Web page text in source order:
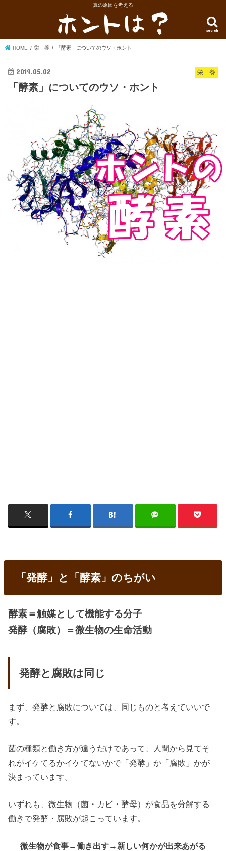
真の原因を考える
search
HOME 栄 養 「酵素」についてのウソ・ホント
栄 養
2019.05.02
「酵素」についてのウソ・ホント
「発酵」と「酵素」のちがい
酵素＝触媒として機能する分子
発酵（腐敗）＝微生物の生命活動
発酵と腐敗は同じ
まず、発酵と腐敗については、同じものと考えていいで
す。
菌の種類と働き方が違うだけであって、人間から見てそ
れがイケてるかイケてないかで「発酵」か「腐敗」かが
決まっています。
いずれも、微生物（菌・カビ・酵母）が食品を分解する
働きで発酵・腐敗が起こっています。
微生物が食事→働き出す→新しい何かが出来あがる